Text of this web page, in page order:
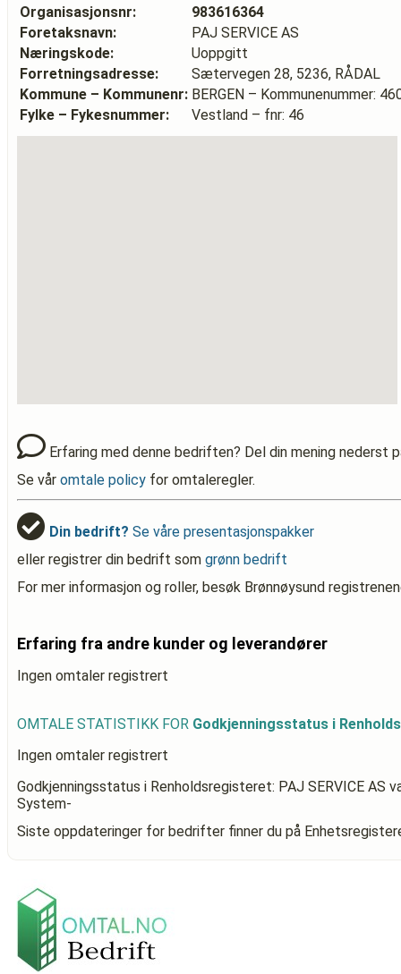
Organisasjonsnr:
983616364
Foretaksnavn:
PAJ SERVICE AS
Næringskode:
Uoppgitt
Forretningsadresse:
Sætervegen 28, 5236, RÅDAL
Kommune – Kommunenr: BERGEN – Kommunenummer:
Fylke – Fykesnummer:
Vestland – fnr: 46
Erfaring med denne bedriften? Del din mening nederst
Se vår omtale policy for omtaleregler.
Din bedrift? Se våre presentasjonspakker
eller registrer din bedrift som grønn bedrift
For mer informasjon og roller, besøk Brønnøysund
Erfaring fra andre kunder og leverandører
Ingen omtaler registrert
OMTALE STATISTIKK FOR Godkjenningsstatus i
Ingen omtaler registrert
Godkjenningsstatus i Renholdsregisteret: PAJ SERVICE AS
System-
Siste oppdateringer for bedrifter finner du på